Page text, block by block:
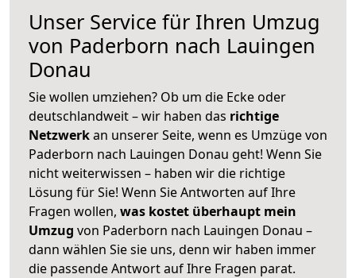
Unser Service für Ihren Umzug
von Paderborn nach Lauingen
Donau
Sie wollen umziehen? Ob um die Ecke oder
deutschlandweit – wir haben das richtige
Netzwerkan unserer Seite, wenn es Umzüge von
Paderborn nach Lauingen Donau geht! Wenn Sie
nicht weiterwissen – haben wir die richtige
Lösung für Sie! Wenn Sie Antworten auf Ihre
Fragen wollen, was kostet überhaupt mein
Umzug von Paderborn nach Lauingen Donau –
dann wählen Sie sie uns, denn wir haben immer
die passende Antwort auf Ihre Fragen parat.